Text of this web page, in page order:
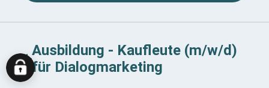
Ausbildung - Kaufleute (m/w/d)
für Dialogmarketing